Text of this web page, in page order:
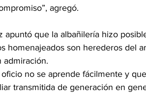
agregó.
apuntó que la albañilería hizo
homenajeados son herederos del
admiración.
no se aprende fácilmente y
transmitida de generación en